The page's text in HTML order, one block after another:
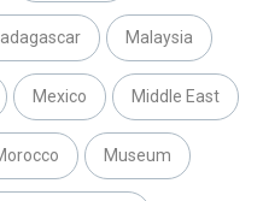
Malaysia
Mexico Middle East
Museum